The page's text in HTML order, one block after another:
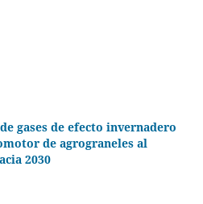
gases de efecto invernadero
de agrograneles al
2030